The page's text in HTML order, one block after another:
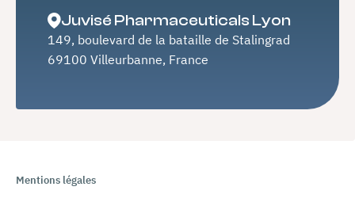
Juvisé Pharmaceuticals Lyon
149, boulevard de la bataille de Stalingrad
69100 Villeurbanne, France
Mentions légales